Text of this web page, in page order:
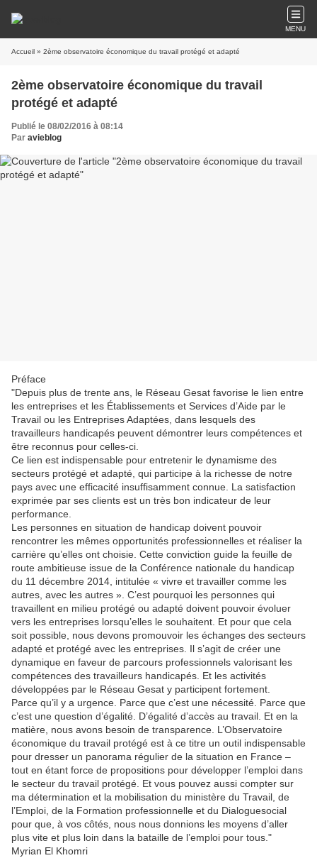
MENU
Accueil » 2ème observatoire économique du travail protégé et adapté
2ème observatoire économique du travail
protégé et adapté
Publié le 08/02/2016 à 08:14
Par avieblog
Préface
"Depuis plus de trente ans, le Réseau Gesat favorise le lien entre
les entreprises et les Établissements et Services d’Aide par le
Travail ou les Entreprises Adaptées, dans lesquels des
travailleurs handicapés peuvent démontrer leurs compétences et
être reconnus pour celles-ci.
Ce lien est indispensable pour entretenir le dynamisme des
secteurs protégé et adapté, qui participe à la richesse de notre
pays avec une efficacité insuffisamment connue. La satisfaction
exprimée par ses clients est un très bon indicateur de leur
performance.
Les personnes en situation de handicap doivent pouvoir
rencontrer les mêmes opportunités professionnelles et réaliser la
carrière qu’elles ont choisie. Cette conviction guide la feuille de
route ambitieuse issue de la Conférence nationale du handicap
du 11 décembre 2014, intitulée « vivre et travailler comme les
autres, avec les autres ». C’est pourquoi les personnes qui
travaillent en milieu protégé ou adapté doivent pouvoir évoluer
vers les entreprises lorsqu’elles le souhaitent. Et pour que cela
soit possible, nous devons promouvoir les échanges des secteurs
adapté et protégé avec les entreprises. Il s’agit de créer une
dynamique en faveur de parcours professionnels valorisant les
compétences des travailleurs handicapés. Et les activités
développées par le Réseau Gesat y participent fortement.
Parce qu’il y a urgence. Parce que c’est une nécessité. Parce que
c’est une question d’égalité. D’égalité d’accès au travail. Et en la
matière, nous avons besoin de transparence. L’Observatoire
économique du travail protégé est à ce titre un outil indispensable
pour dresser un panorama régulier de la situation en France –
tout en étant force de propositions pour développer l’emploi dans
le secteur du travail protégé. Et vous pouvez aussi compter sur
ma détermination et la mobilisation du ministère du Travail, de
l’Emploi, de la Formation professionnelle et du Dialoguesocial
pour que, à vos côtés, nous nous donnions les moyens d’aller
plus vite et plus loin dans la bataille de l’emploi pour tous."
Myrian El Khomri